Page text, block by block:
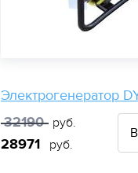
Электрогенератор
32190 руб.
28971 руб.